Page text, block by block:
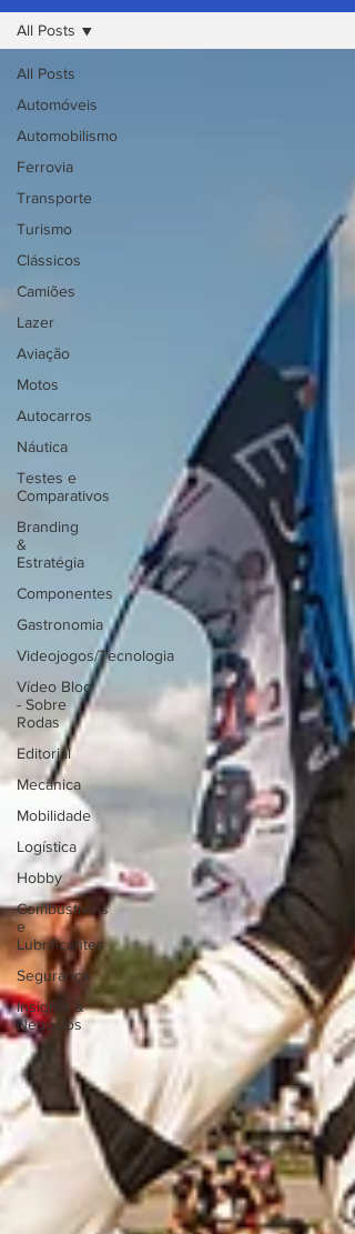
All Posts
Automóveis
Automobilismo
Ferrovia
Transporte
Turismo
Clássicos
Camiões
Lazer
Aviação
Motos
Autocarros
Náutica
Testes e
Comparativos
Branding
&
Estratégia
Componentes
Gastronomia
Videojogos/Tecnologia
Vídeo Blog
- Sobre
Rodas
Editorial
Mecânica
Mobilidade
Logística
Hobby
Combustíveis
e
Lubrificantes
Segurança
Insights &
Negócios
All Posts